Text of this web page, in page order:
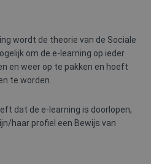
wordt de theorie van de Sociale
om de e-learning op ieder
en weer op te pakken en hoeft
te worden.
dat de e-learning is doorlopen,
haar profiel een Bewijs van